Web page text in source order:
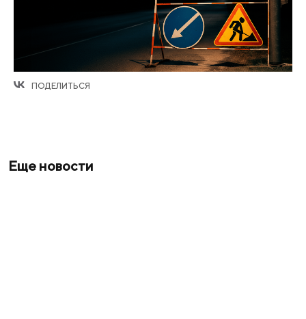
ПОДЕЛИТЬСЯ
Еще новости